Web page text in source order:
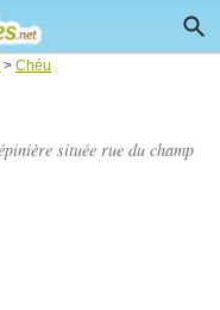
> Chéu
située rue du champ